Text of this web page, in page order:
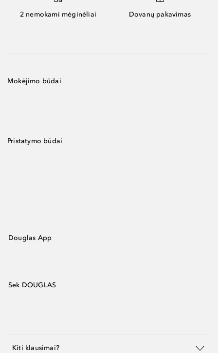
2 nemokami mėginėliai Dovanų pakavimas
Mokėjimo būdai
Pristatymo būdai
Douglas App
Sek DOUGLAS
Kiti klausimai?